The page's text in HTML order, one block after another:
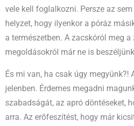
vele kell foglalkozni. Persze az
helyzet, hogy ilyenkor a póráz
a természetben. A zacskóról meg
megoldásokról már ne is
És mi van, ha csak úgy megyünk?!
jelenben. Érdemes megadni
szabadságát, az apró döntéseket,
arra. Az erőfeszítést, hogy már